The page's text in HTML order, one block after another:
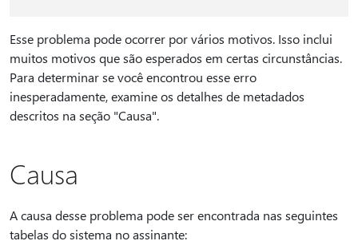
Esse problema pode ocorrer por vários motivos. Isso inclui
muitos motivos que são esperados em certas circunstâncias.
Para determinar se você encontrou esse erro
inesperadamente, examine os detalhes de metadados
descritos na seção "Causa".
Causa
A causa desse problema pode ser encontrada nas seguintes
tabelas do sistema no assinante: